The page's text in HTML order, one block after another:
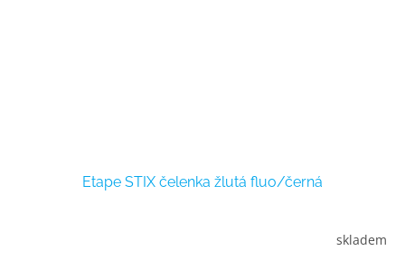
Etape STIX čelenka žlutá fluo/černá
skladem